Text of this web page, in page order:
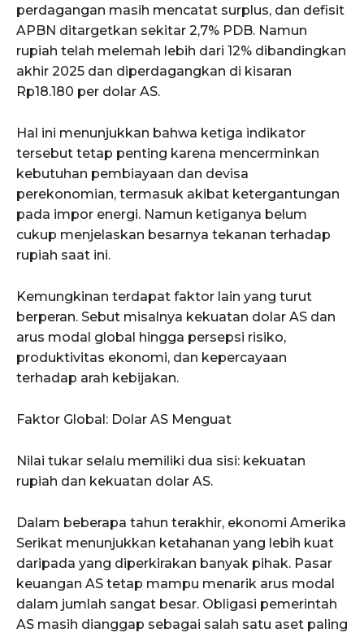
perdagangan masih mencatat surplus, dan defisit
APBN ditargetkan sekitar 2,7% PDB. Namun
rupiah telah melemah lebih dari 12% dibandingkan
akhir 2025 dan diperdagangkan di kisaran
Rp18.180 per dolar AS.
Hal ini menunjukkan bahwa ketiga indikator
tersebut tetap penting karena mencerminkan
kebutuhan pembiayaan dan devisa
perekonomian, termasuk akibat ketergantungan
pada impor energi. Namun ketiganya belum
cukup menjelaskan besarnya tekanan terhadap
rupiah saat ini.
Kemungkinan terdapat faktor lain yang turut
berperan. Sebut misalnya kekuatan dolar AS dan
arus modal global hingga persepsi risiko,
produktivitas ekonomi, dan kepercayaan
terhadap arah kebijakan.
Faktor Global: Dolar AS Menguat
Nilai tukar selalu memiliki dua sisi: kekuatan
rupiah dan kekuatan dolar AS.
Dalam beberapa tahun terakhir, ekonomi Amerika
Serikat menunjukkan ketahanan yang lebih kuat
daripada yang diperkirakan banyak pihak. Pasar
keuangan AS tetap mampu menarik arus modal
dalam jumlah sangat besar. Obligasi pemerintah
AS masih dianggap sebagai salah satu aset paling